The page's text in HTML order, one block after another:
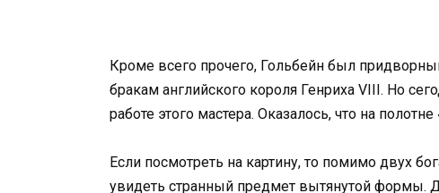
Кроме всего прочего, Гольбейн был
бракам английского короля Генриха VIII. Но
работе этого мастера. Оказалось, что на
Если посмотреть на картину, то помимо двух
увидеть странный предмет вытянутой формы.